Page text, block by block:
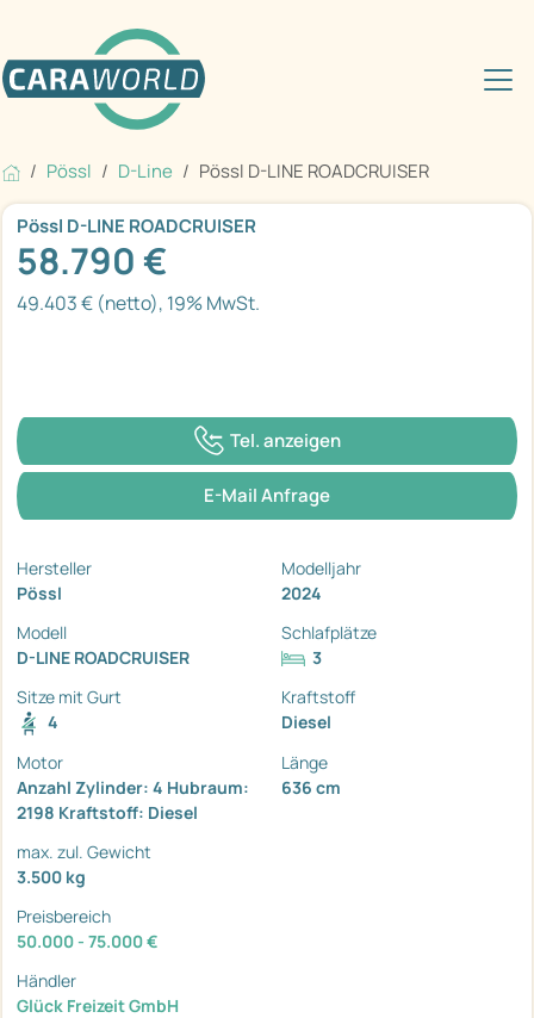
Pössl D-Line Pössl D-LINE ROADCRUISER
Pössl D-LINE ROADCRUISER
58.790 €
49.403 € (netto), 19% MwSt.
Tel. anzeigen
E-Mail Anfrage
Hersteller
Pössl
Modelljahr
2024
Modell
D-LINE ROADCRUISER
Schlafplätze
3
Sitze mit Gurt
4
Kraftstoff
Diesel
Motor
Anzahl Zylinder: 4 Hubraum:
2198 Kraftstoff: Diesel
Länge
636 cm
max. zul. Gewicht
3.500 kg
Preisbereich
50.000 - 75.000 €
Händler
Glück Freizeit GmbH